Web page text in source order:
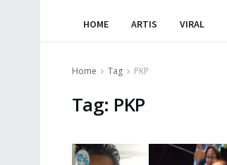
HOME ARTIS VIRAL
Home Tag PKP
Tag: PKP